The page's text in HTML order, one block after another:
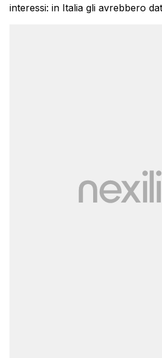
interessi: in Italia gli avrebbero